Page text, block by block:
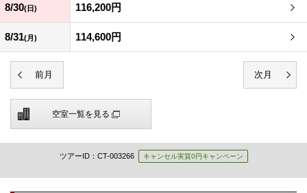
8/30(日) 116,200円
8/31(月) 114,600円
空室一覧を見る
ツアーID：CT-003266 キャンセル実質0円キャンペーン